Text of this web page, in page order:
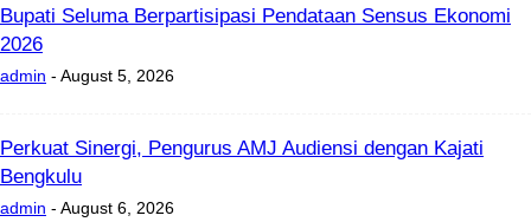
Bupati Seluma Berpartisipasi Pendataan Sensus Ekonomi
2026
admin - August 5, 2026
Perkuat Sinergi, Pengurus AMJ Audiensi dengan Kajati
Bengkulu
admin - August 6, 2026